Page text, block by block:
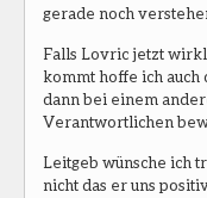
gerade noch
Falls Lovric jetzt
kommt hoffe ich auch
dann bei einem
Verantwortlichen
Leitgeb wünsche ich
nicht das er uns